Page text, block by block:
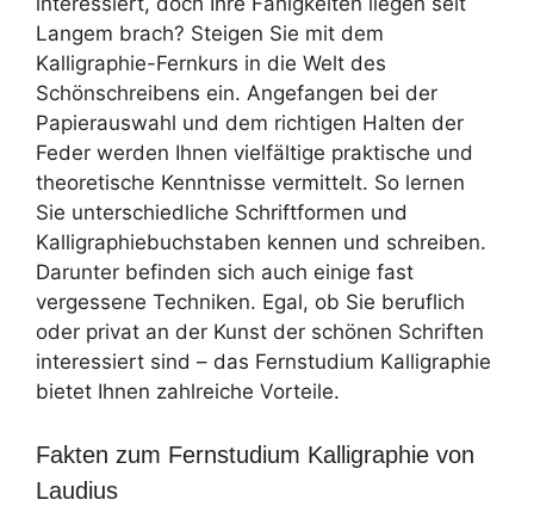
Langem brach? Steigen Sie mit dem
Kalligraphie-Fernkurs in die Welt des
Schönschreibens ein. Angefangen bei der
Papierauswahl und dem richtigen Halten der
Feder werden Ihnen vielfältige praktische und
theoretische Kenntnisse vermittelt. So lernen
Sie unterschiedliche Schriftformen und
Kalligraphiebuchstaben kennen und schreiben.
Darunter befinden sich auch einige fast
vergessene Techniken. Egal, ob Sie beruflich
oder privat an der Kunst der schönen Schriften
interessiert sind – das Fernstudium Kalligraphie
bietet Ihnen zahlreiche Vorteile.
Fakten zum Fernstudium Kalligraphie von
Laudius